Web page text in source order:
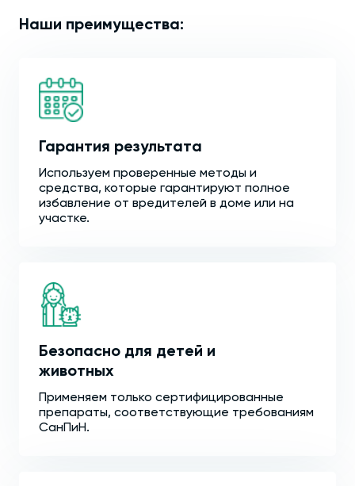
Наши преимущества:
Гарантия результата
Используем проверенные методы и
средства, которые гарантируют полное
избавление от вредителей в доме или на
участке.
Безопасно для детей и
животных
Применяем только сертифицированные
препараты, соответствующие требованиям
СанПиН.